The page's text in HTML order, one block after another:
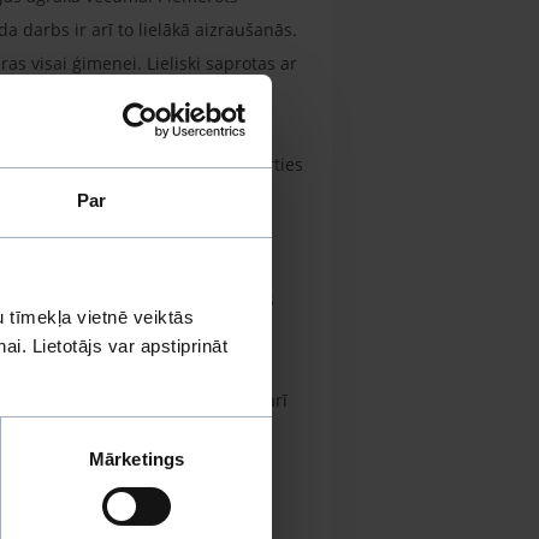
Par
tīmekļa vietnē veiktās
Lietotājs var apstiprināt
Mārketings
darbs ir arī to lielākā aizraušanās.
visai ģimenei. Lieliski saprotas ar
mīlošā ģimenē, nevis tikt
mantu rēķina. Šiem suņiem
aitu suņi ir tendēti ļoti pieķerties
Galvenokārt šie suņi lieliski
ar kaķiem un citiem
uzvedība- dzenāšana un
pieredzējis saimnieks, jo suns
gan agresivitātes
viņiem nepieciešams arī